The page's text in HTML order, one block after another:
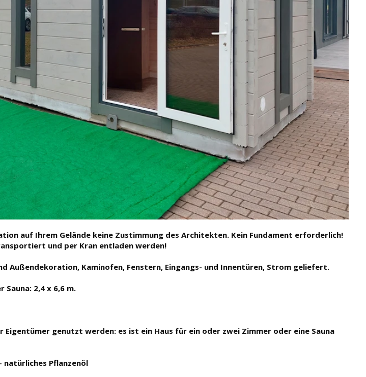
auf Ihrem Gelände keine Zustimmung des Architekten. Kein Fundament erforderlich!
und per Kran entladen werden!
Außendekoration, Kaminofen, Fenstern, Eingangs- und Innentüren, Strom geliefert.
Sauna: 2,4 x 6,6 m.
Eigentümer genutzt werden: es ist ein Haus für ein oder zwei Zimmer oder eine Sauna
natürliches Pflanzenöl